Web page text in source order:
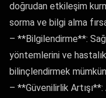
doğrudan etkileşim
sorma ve bilgi alma
– **Bilgilendirme**:
yöntemlerini ve
bilinçlendirmek
– **Güvenilirlik